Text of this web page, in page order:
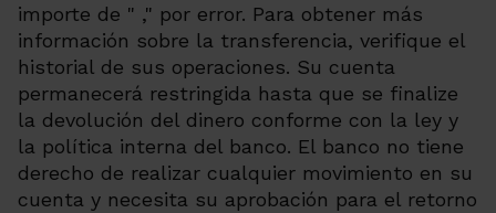
importe de " ," por error. Para obtener más
información sobre la transferencia, verifique el
historial de sus operaciones. Su cuenta
permanecerá restringida hasta que se finalize
la devolución del dinero conforme con la ley y
la política interna del banco. El banco no tiene
derecho de realizar cualquier movimiento en su
cuenta y necesita su aprobación para el retorno